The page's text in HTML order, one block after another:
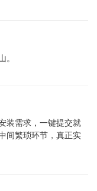
装需求，一键提交就
间繁琐环节，真正实